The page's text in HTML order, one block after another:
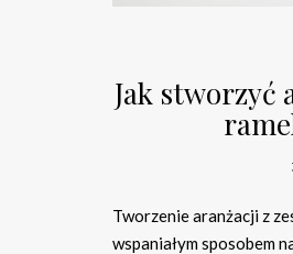
Jak stworzyć
Tworzenie aranżacji z
wspaniałym sposobem